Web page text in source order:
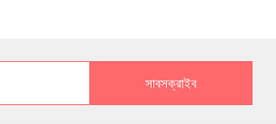
সাবসক্রাইব